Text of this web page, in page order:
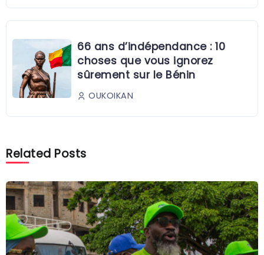
66 ans d’indépendance : 10
choses que vous ignorez
sûrement sur le Bénin
OUKOIKAN
Related Posts